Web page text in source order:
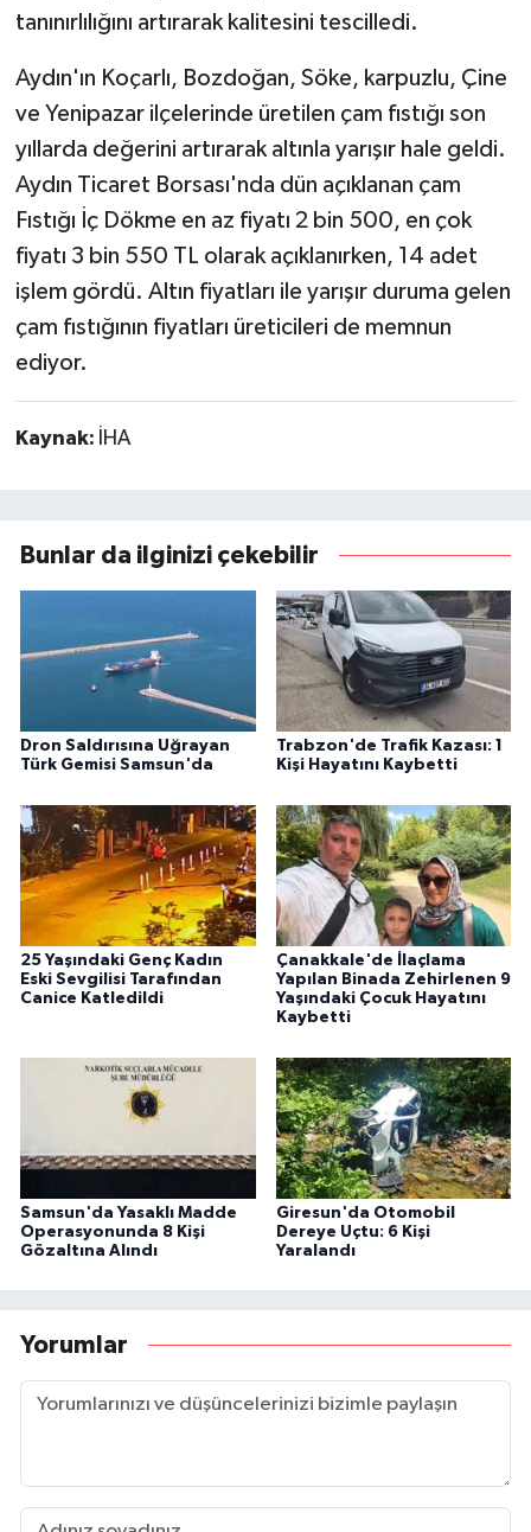
tanınırlılığını artırarak kalitesini tescilledi.
Aydın'ın Koçarlı, Bozdoğan, Söke, karpuzlu, Çine
ve Yenipazar ilçelerinde üretilen çam fıstığı son
yıllarda değerini artırarak altınla yarışır hale geldi.
Aydın Ticaret Borsası'nda dün açıklanan çam
Fıstığı İç Dökme en az fiyatı 2 bin 500, en çok
fiyatı 3 bin 550 TL olarak açıklanırken, 14 adet
işlem gördü. Altın fiyatları ile yarışır duruma gelen
çam fıstığının fiyatları üreticileri de memnun
ediyor.
Kaynak: İHA
Bunlar da ilginizi çekebilir
Dron Saldırısına Uğrayan
Türk Gemisi Samsun'da
Trabzon'de Trafik Kazası: 1
Kişi Hayatını Kaybetti
25 Yaşındaki Genç Kadın
Eski Sevgilisi Tarafından
Canice Katledildi
Çanakkale'de İlaçlama
Yapılan Binada Zehirlenen 9
Yaşındaki Çocuk Hayatını
Kaybetti
Samsun'da Yasaklı Madde
Operasyonunda 8 Kişi
Gözaltına Alındı
Giresun'da Otomobil
Dereye Uçtu: 6 Kişi
Yaralandı
Yorumlar